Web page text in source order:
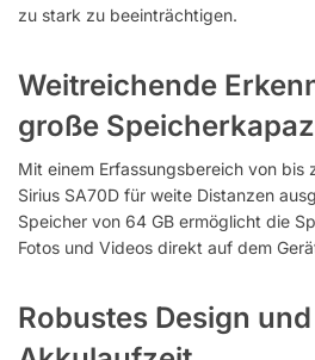
zu stark zu beeinträchtigen.
Weitreichende
große
Mit einem Erfassungsbereich von
Sirius SA70D für weite Distanzen
Speicher von 64 GB ermöglicht die
Fotos und Videos direkt auf dem
Robustes Design